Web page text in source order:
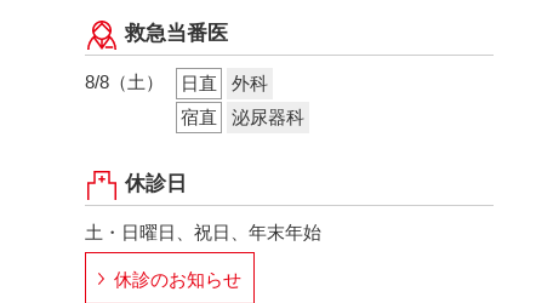
救急当番医
8/8（土） 日直
外科
宿直
泌尿器科
休診日
土・日曜日、祝日、年末年始
休診のお知らせ